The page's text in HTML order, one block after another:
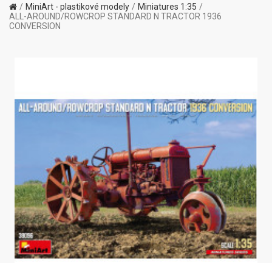
MiniArt - plastikové modely
Miniatures 1:35
ALL-AROUND/ROWCROP STANDARD N TRACTOR 1936
CONVERSION